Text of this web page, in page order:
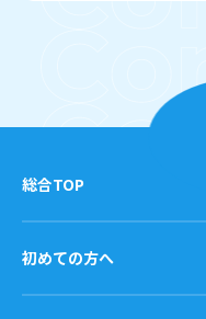
総合TOP
初めての方へ